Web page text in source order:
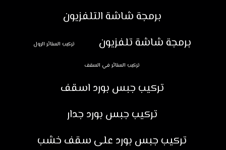
برمجة شاشة التلفزيون
برمجة شاشة تلفزيون
تركيب الستائر الرول
تركيب الستائر في السقف
تركيب جبس بورد اسقف
تركيب جبس بورد جدار
تركيب جبس بورد على سقف خشب